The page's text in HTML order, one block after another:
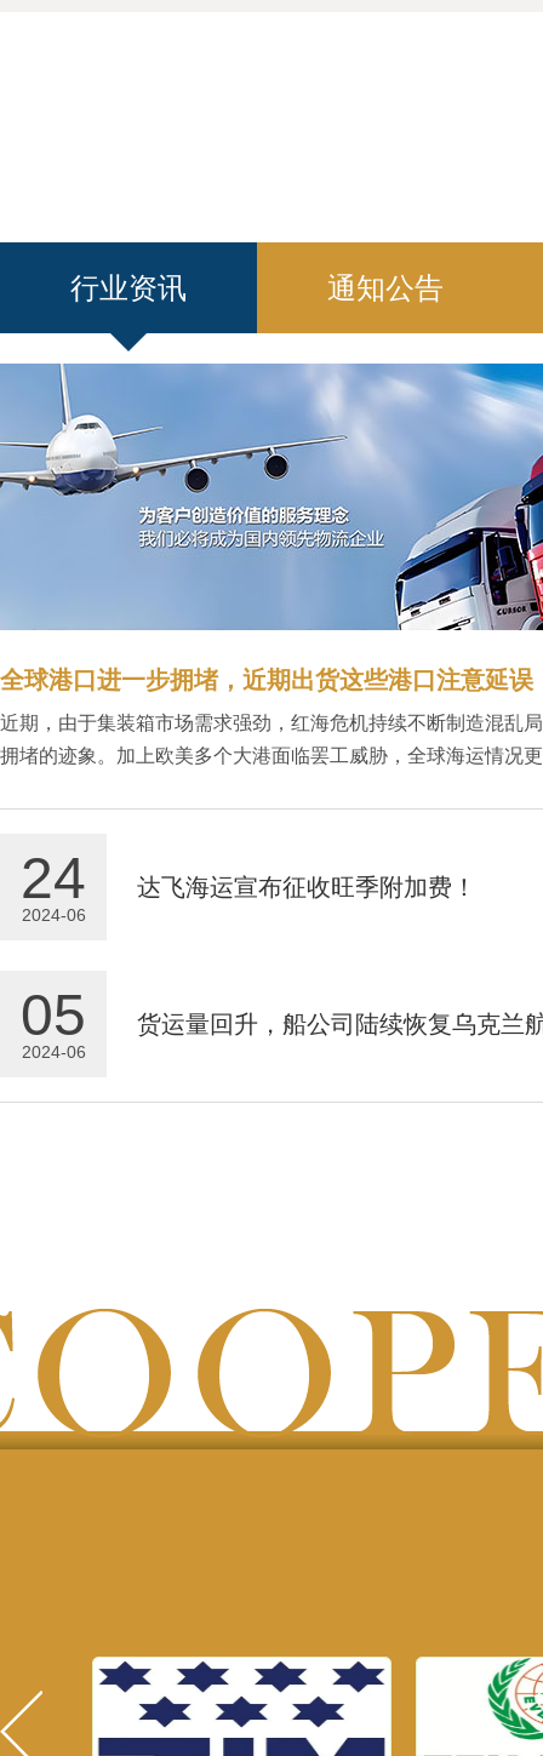
行业资讯 通知公告
全球港口进一步拥堵，近期出货这些港口注意延误
近期，由于集装箱市场需求强劲，红海危机持续不断制造混乱
拥堵的迹象。加上欧美多个大港面临罢工威胁，全球海运情况
24
2024-06
达飞海运宣布征收旺季附加费！
05
2024-06
货运量回升，船公司陆续恢复乌克兰